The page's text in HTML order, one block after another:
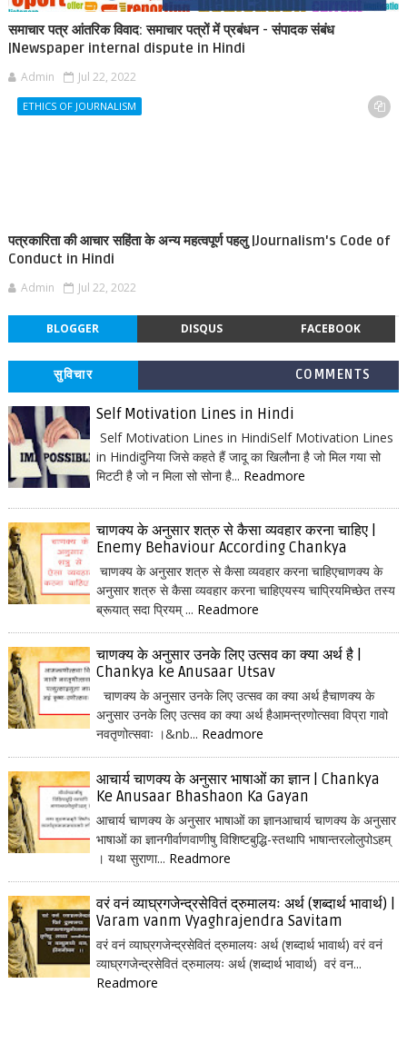
समाचार पत्र आंतरिक विवाद: समाचार पत्रों में प्रबंधन - संपादक संबंध
|Newspaper internal dispute in Hindi
Admin Jul 22, 2022
ETHICS OF JOURNALISM
पत्रकारिता की आचार सहिंता के अन्य महत्वपूर्ण पहलु |Journalism's Code of
Conduct in Hindi
Admin Jul 22, 2022
BLOGGER DISQUS FACEBOOK
सुविचार COMMENTS
Self Motivation Lines in Hindi
Self Motivation Lines in HindiSelf Motivation Lines
in Hindiदुनिया जिसे कहते हैं जादू का खिलौना है जो मिल गया सो
मिटटी है जो न मिला सो सोना है... Readmore
चाणक्य के अनुसार शत्रु से कैसा व्यवहार करना चाहिए |
Enemy Behaviour According Chankya
चाणक्य के अनुसार शत्रु से कैसा व्यवहार करना चाहिएचाणक्य के
अनुसार शत्रु से कैसा व्यवहार करना चाहिएयस्य चाप्रियमिच्छेत तस्य
ब्रूयात् सदा प्रियम् ... Readmore
चाणक्य के अनुसार उनके लिए उत्सव का क्या अर्थ है |
Chankya ke Anusaar Utsav
चाणक्य के अनुसार उनके लिए उत्सव का क्या अर्थ हैचाणक्य के
अनुसार उनके लिए उत्सव का क्या अर्थ हैआमन्त्रणोत्सवा विप्रा गावो
नवतृणोत्सवाः ।&nb... Readmore
आचार्य चाणक्य के अनुसार भाषाओं का ज्ञान | Chankya
Ke Anusaar Bhashaon Ka Gayan
आचार्य चाणक्य के अनुसार भाषाओं का ज्ञानआचार्य चाणक्य के अनुसार
भाषाओं का ज्ञानगीर्वाणवाणीषु विशिष्टबुद्धि-स्तथापि भाषान्तरलोलुपोऽहम्
। यथा सुराणा... Readmore
वरं वनं व्याघ्रगजेन्द्रसेवितं द्रुमालयः अर्थ (शब्दार्थ भावार्थ) |
Varam vanm Vyaghrajendra Savitam
वरं वनं व्याघ्रगजेन्द्रसेवितं द्रुमालयः अर्थ (शब्दार्थ भावार्थ) वरं वनं
व्याघ्रगजेन्द्रसेवितं द्रुमालयः अर्थ (शब्दार्थ भावार्थ) वरं वन...
Readmore